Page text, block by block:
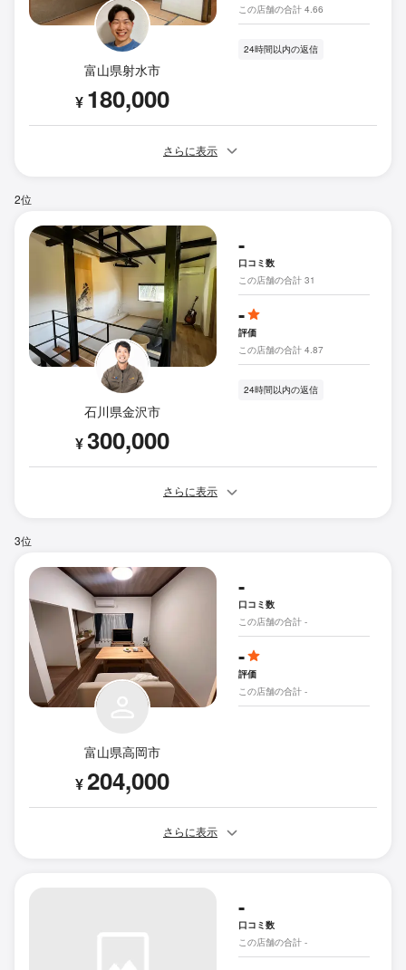
富山県射水市
¥ 180,000
この店舗の合計 4.66
24時間以内の返信
さらに表示
2位
石川県金沢市
¥300,000
-
口コミ数
この店舗の合計 31
-
評価
この店舗の合計 4.87
24時間以内の返信
さらに表示
3位
富山県高岡市
¥204,000
-
口コミ数
この店舗の合計 -
-
評価
この店舗の合計 -
さらに表示
-
口コミ数
この店舗の合計 -